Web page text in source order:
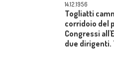
14.12.1956
Togliatti
corridoio del
Congressi
due dirigenti.